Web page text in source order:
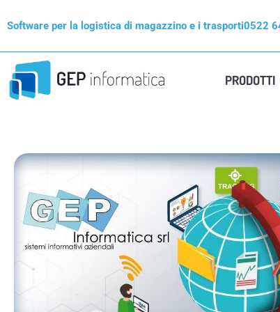
alSoftware per la logistica di magazzino e i trasporti0522
PRODOTTI